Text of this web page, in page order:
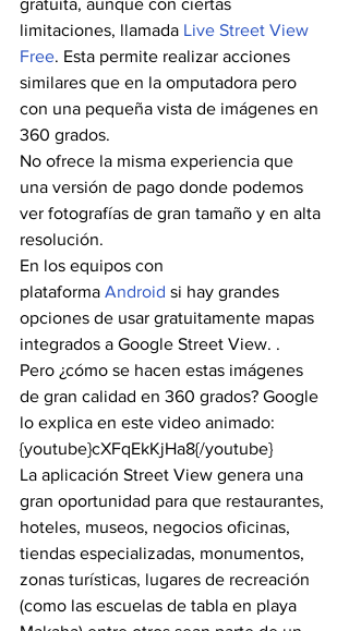
gratuita, aunque con ciertas
limitaciones, llamada Live Street View
Free. Esta permite realizar acciones
similares que en la omputadora pero
con una pequeña vista de imágenes en
360 grados.
No ofrece la misma experiencia que
una versión de pago donde podemos
ver fotografías de gran tamaño y en alta
resolución.
En los equipos con
plataforma Android si hay grandes
opciones de usar gratuitamente mapas
integrados a Google Street View. .
Pero ¿cómo se hacen estas imágenes
de gran calidad en 360 grados? Google
lo explica en este video animado:
{youtube}cXFqEkKjHa8{/youtube}
La aplicación Street View genera una
gran oportunidad para que restaurantes,
hoteles, museos, negocios oficinas,
tiendas especializadas, monumentos,
zonas turísticas, lugares de recreación
(como las escuelas de tabla en playa